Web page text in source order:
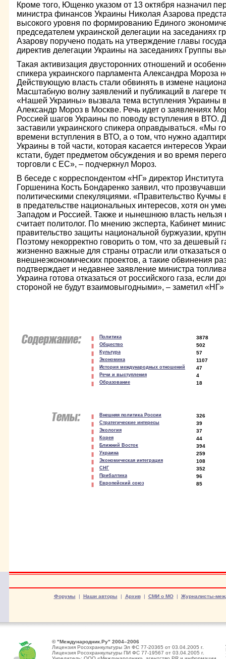
Кроме того, Ющенко указом от 13 октября назначил
министра финансов Украины Николая Азарова
высокого уровня по формированию Единого
председателем украинской делегации на заседаниях
Азарову поручено подать на утверждение главы
директив делегации Украины на заседаниях Группы
Такая активизация двусторонних отношений и
спикера украинского парламента Александра Мороза
Действующую власть стали обвинять в измене
Масштабную волну заявлений и публикаций в лагере
«Нашей Украины» вызвала тема вступления Украины
Александр Мороз в Москве. Речь идет о заявлениях
Россией шагов Украины по поводу вступления в ВТО.
заставили украинского спикера оправдываться. «Мы
времени вступления в ВТО, а о том, что нужно
Украины в той части, которая касается интересов
кстати, будет предметом обсуждения и во время
торговли с ЕС», – подчеркнул Мороз.
В беседе с корреспондентом «НГ» директор
Горшенина Кость Бондаренко заявил, что
политическими спекуляциями. «Правительство Кучмы
в предательстве национальных интересов, хотя он
Западом и Россией. Также и нынешнюю власть нельзя
считает политолог. По мнению эксперта, Кабинет
правительство защиты национальной буржуазии,
Поэтому некорректно говорить о том, что за дешевый
жизненно важные для страны отрасли или отказаться
внешнеэкономических проектов, а такие обвинения
подтверждает и недавнее заявление министра
Украина готова отказаться от российского газа, если
стороной не будут взаимовыгодными», – заметил
Политика 3878
Общество 502
Культура 57
Экономика 1107
История международных отношений 47
Речи и выступления 4
Образование 18
Внешняя политика России 326
Стратегические интересы 39
Экология 37
Корея 44
Ближний Восток 394
Украина 259
Экономическая интеграция 108
СНГ 352
Прибалтика 96
Европейский союз 85
Форумы | Наши авторы | Архив| СМИ о МО| Журналисты-
© "Международник.Ру" 2004–2006
Лицензия Росохранкультуры Эл ФС 77-20365 от 03.04.2005 г.
Лицензия Росохранкультуры ПИ ФС 77-19567 от 03.04.2005 г.